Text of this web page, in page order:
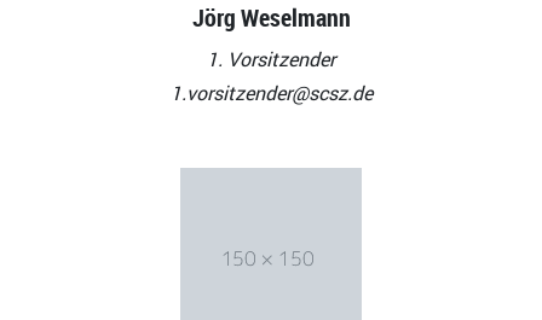
Jörg Weselmann
1. Vorsitzender
1.vorsitzender@scsz.de